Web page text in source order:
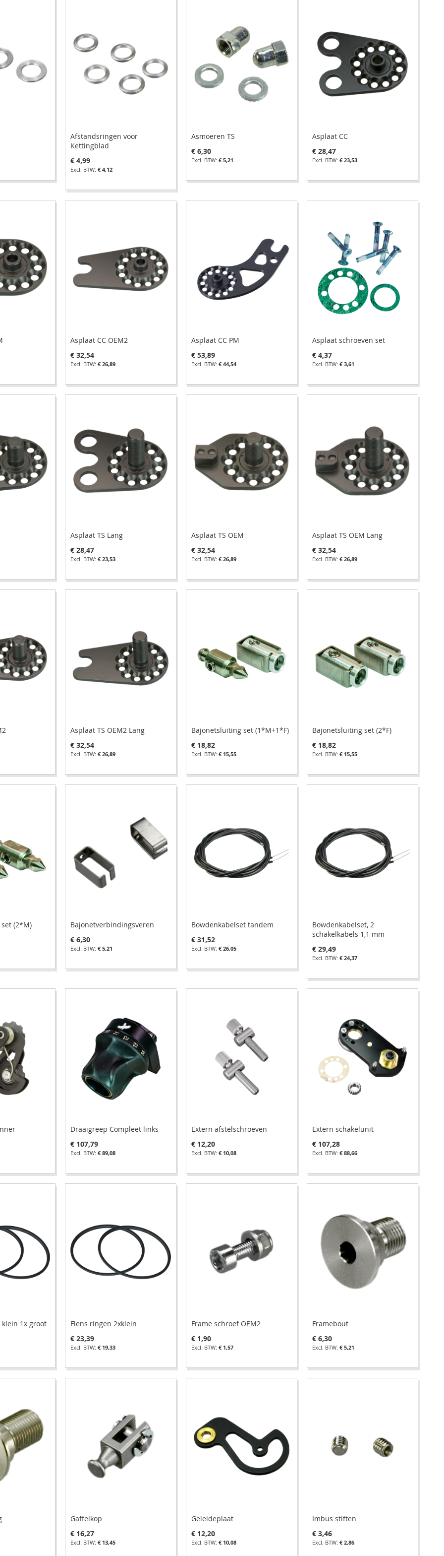
Afstandsringen voor
Kettingblad
€ 4,99
€ 4,12
Asmoeren TS
€ 6,30
€ 5,21
Asplaat CC
€ 28,47
€ 23,53
Asplaat CC OEM2
€ 32,54
€ 26,89
Asplaat CC PM
€ 53,89
€ 44,54
Asplaat schroeven set
€ 4,37
€ 3,61
Asplaat TS Lang
€ 28,47
€ 23,53
Asplaat TS OEM
€ 32,54
€ 26,89
Asplaat TS OEM Lang
€ 32,54
€ 26,89
Asplaat TS OEM2 Lang
€ 32,54
€ 26,89
Bajonetsluiting set (1*M+1*F)
€ 18,82
€ 15,55
Bajonetsluiting set (2*F)
€ 18,82
€ 15,55
(2*M)
Bajonetverbindingsveren
€ 6,30
€ 5,21
Bowdenkabelset tandem
€ 31,52
€ 26,05
Bowdenkabelset, 2
schakelkabels 1,1 mm
€ 29,49
€ 24,37
Draaigreep Compleet links
€ 107,79
€ 89,08
Extern afstelschroeven
€ 12,20
€ 10,08
Extern schakelunit
€ 107,28
€ 88,66
klein 1x groot
Flens ringen 2xklein
€ 23,39
€ 19,33
Frame schroef OEM2
€ 1,90
€ 1,57
Framebout
€ 6,30
€ 5,21
Gaffelkop
€ 16,27
€ 13,45
Geleideplaat
€ 12,20
€ 10,08
Imbus stiften
€ 3,46
€ 2,86